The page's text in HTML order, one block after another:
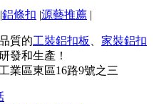
|鋁條扣 |源藝推薦 |
質的工裝鋁扣板
家裝鋁扣
發和生產！
業區東區16路9號之三